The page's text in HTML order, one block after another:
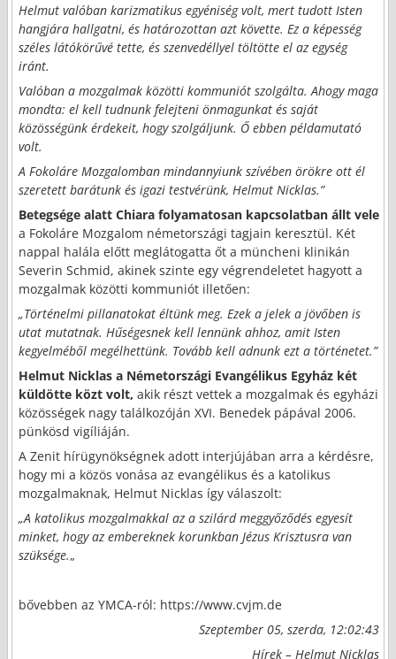
Helmut valóban karizmatikus egyéniség volt, mert tudott Isten
hangjára hallgatni, és határozottan azt követte. Ez a képesség
széles látókörűvé tette, és szenvedéllyel töltötte el az egység
iránt.
Valóban a mozgalmak közötti kommuniót szolgálta. Ahogy maga
mondta: el kell tudnunk felejteni önmagunkat és saját
közösségünk érdekeit, hogy szolgáljunk. Ő ebben példamutató
volt.
A Fokoláre Mozgalomban mindannyiunk szívében örökre ott él
szeretett barátunk és igazi testvérünk, Helmut Nicklas.”
Betegsége alatt Chiara folyamatosan kapcsolatban állt vele
a Fokoláre Mozgalom németországi tagjain keresztül. Két
nappal halála előtt meglátogatta őt a müncheni klinikán
Severin Schmid, akinek szinte egy végrendeletet hagyott a
mozgalmak közötti kommuniót illetően:
„Történelmi pillanatokat éltünk meg. Ezek a jelek a jövőben is
utat mutatnak. Hűségesnek kell lennünk ahhoz, amit Isten
kegyelméből megélhettünk. Tovább kell adnunk ezt a történetet.”
Helmut Nicklas a Németországi Evangélikus Egyház két
küldötte közt volt, akik részt vettek a mozgalmak és egyházi
közösségek nagy találkozóján XVI. Benedek pápával 2006.
pünkösd vigíliáján.
A Zenit hírügynökségnek adott interjújában arra a kérdésre,
hogy mi a közös vonása az evangélikus és a katolikus
mozgalmaknak, Helmut Nicklas így válaszolt:
„A katolikus mozgalmakkal az a szilárd meggyőződés egyesít
minket, hogy az embereknek korunkban Jézus Krisztusra van
szüksége.„
bővebben az YMCA-ról: https://www.cvjm.de
Szeptember 05, szerda, 12:02:43
Hírek – Helmut Nicklas